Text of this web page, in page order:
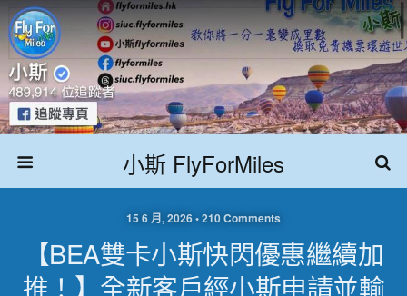
小斯 FlyForMiles
15 6 月, 2026 • 210 Comments
【BEA雙卡小斯快閃優惠繼續加
推！】全新客戶經小斯申請並輸